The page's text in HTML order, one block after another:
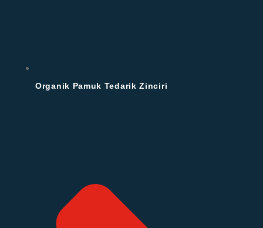
Organik Pamuk Tedarik Zinciri